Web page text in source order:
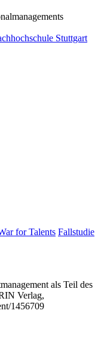
Stuttgart
for Talents Fallstudie
als Teil des
Verlag,
1456709